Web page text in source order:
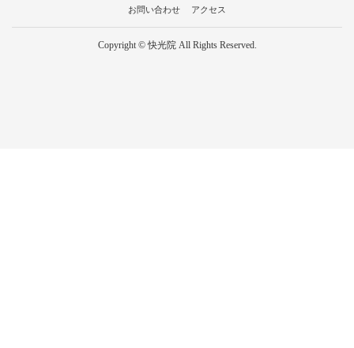
お問い合わせ アクセス
Copyright © 快光院 All Rights Reserved.